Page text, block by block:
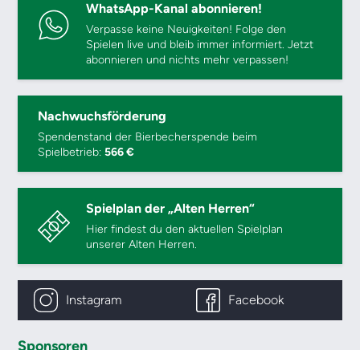
WhatsApp-Kanal abonnieren!
Verpasse keine Neuigkeiten! Folge den
Spielen live und bleib immer informiert. Jetzt
abonnieren und nichts mehr verpassen!
Nachwuchsförderung
Spendenstand der Bierbecherspende beim
Spielbetrieb:566 €
Spielplan der „Alten Herren“
Hier findest du den aktuellen Spielplan
unserer Alten Herren.
Instagram Facebook
Sponsoren